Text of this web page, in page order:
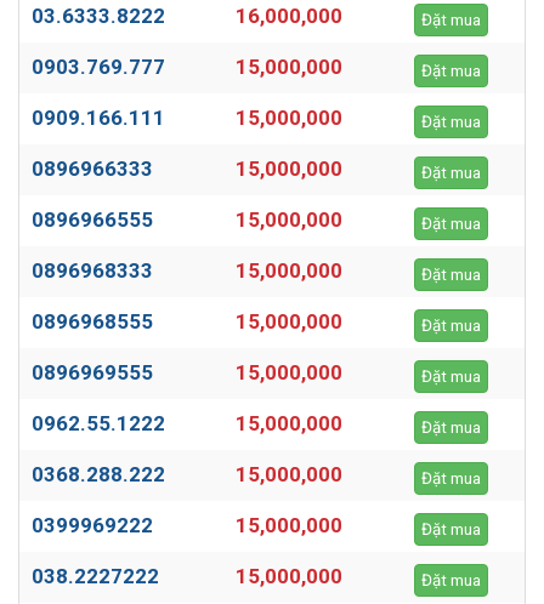
03.6333.8222 16,000,000 Đặt mua
0903.769.777 15,000,000 Đặt mua
0909.166.111 15,000,000 Đặt mua
0896966333 15,000,000 Đặt mua
0896966555 15,000,000 Đặt mua
0896968333 15,000,000 Đặt mua
0896968555 15,000,000 Đặt mua
0896969555 15,000,000 Đặt mua
0962.55.1222 15,000,000 Đặt mua
0368.288.222 15,000,000 Đặt mua
0399969222 15,000,000 Đặt mua
038.2227222 15,000,000 Đặt mua